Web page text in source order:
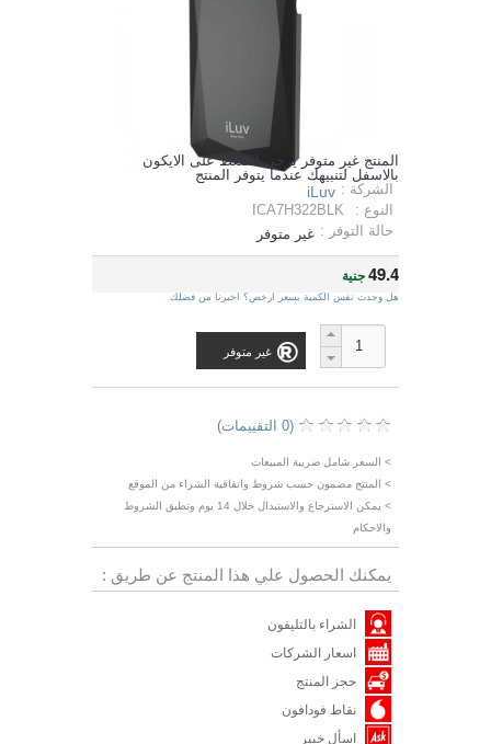
المنتج غير متوفر يرجي الضغط على الايكون
بالاسفل لتنبيهك عندما يتوفر المنتج
الشركة : iLuv
النوع :
ICA7H322BLK
حالة التوفر : غير متوفر
49.4جنية
هل وجدت نفس الكمية بسعر ارخص؟ اخبرنا من فضلك
غير متوفر
(0 التقييمات)
> السعر شامل ضريبة المبيعات
> المنتج مضمون حسب شروط واتفاقية الشراء من الموقع
> يمكن الاسترجاع والاستبدال خلال 14 يوم وتطبق الشروط
والاحكام
يمكنك الحصول علي هذا المنتج عن طريق :
الشراء بالتليفون
اسعار الشركات
حجز المنتج
نقاط فودافون
اسأل خبير